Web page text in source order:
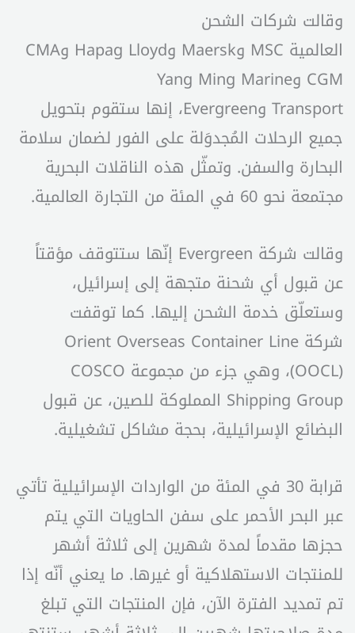
وقالت شركات الشحن
العالمية MSC وMaersk وHapag Lloyd وCMA
CGM وYang Ming Marine
Transport وEvergreen، إنها ستقوم بتحويل
جميع الرحلات المُجدوَلة على الفور لضمان سلامة
البحارة والسفن. وتمثّل هذه الناقلات البحرية
مجتمعة نحو 60 في المئة من التجارة العالمية.
وقالت شركة Evergreen إنّها ستتوقف مؤقتاً
عن قبول أي شحنة متجهة إلى إسرائيل،
وستعلّق خدمة الشحن إليها. كما توقفت
شركة Orient Overseas Container Line
(OOCL)، وهي جزء من مجموعة COSCO
Shipping Group المملوكة للصين، عن قبول
البضائع الإسرائيلية، بحجة مشاكل تشغيلية.
قرابة 30 في المئة من الواردات الإسرائيلية تأتي
عبر البحر الأحمر على سفن الحاويات التي يتم
حجزها مقدماً لمدة شهرين إلى ثلاثة أشهر
للمنتجات الاستهلاكية أو غيرها. ما يعني أنّه إذا
تم تمديد الفترة الآن، فإن المنتجات التي تبلغ